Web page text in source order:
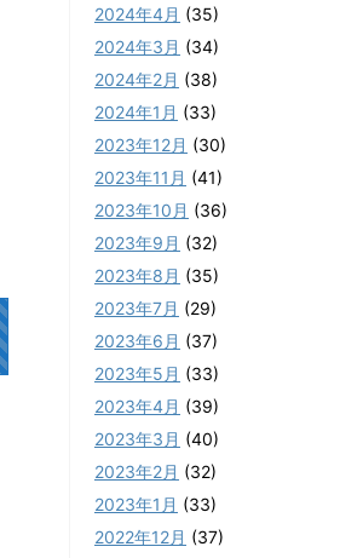
2024年4月 (35)
2024年3月 (34)
2024年2月 (38)
2024年1月 (33)
2023年12月 (30)
2023年11月 (41)
2023年10月 (36)
2023年9月 (32)
2023年8月 (35)
2023年7月 (29)
2023年6月 (37)
2023年5月 (33)
2023年4月 (39)
2023年3月 (40)
2023年2月 (32)
2023年1月 (33)
2022年12月 (37)